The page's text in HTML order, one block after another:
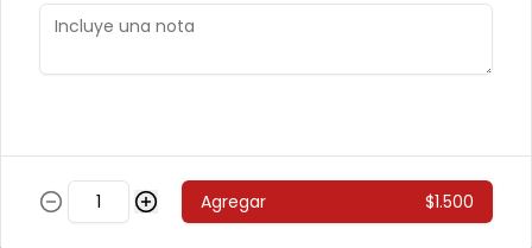
Pimenton
245 - Veggi Almond
Champiñon Tempura, Palta,
Topping De Almendras Bañado En
Agregar $1.500